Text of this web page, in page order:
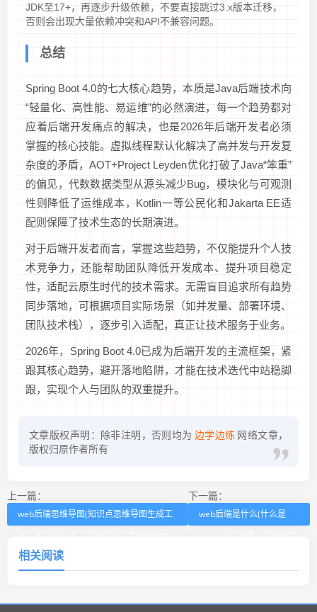
JDK至17+，再逐步升级依赖，不要直接跳过3.x版本迁移，
否则会出现大量依赖冲突和API不兼容问题。
总结
Spring Boot 4.0的七大核心趋势，本质是Java后端技术向
“轻量化、高性能、易运维”的必然演进，每一个趋势都对
应着后端开发痛点的解决，也是2026年后端开发者必须
掌握的核心技能。虚拟线程默认化解决了高并发与开发复
杂度的矛盾，AOT+Project Leyden优化打破了Java“笨重”
的偏见，代数数据类型从源头减少Bug，模块化与可观测
性则降低了运维成本，Kotlin一等公民化和Jakarta EE适
配则保障了技术生态的长期演进。
对于后端开发者而言，掌握这些趋势，不仅能提升个人技
术竞争力，还能帮助团队降低开发成本、提升项目稳定
性，适配云原生时代的技术需求。无需盲目追求所有趋势
同步落地，可根据项目实际场景（如并发量、部署环境、
团队技术栈），逐步引入适配，真正让技术服务于业务。
2026年，Spring Boot 4.0已成为后端开发的主流框架，紧
跟其核心趋势，避开落地陷阱，才能在技术迭代中站稳脚
跟，实现个人与团队的双重提升。
文章版权声明：除非注明，否则均为 边学边练 网络文章，
版权归原作者所有
上一篇：
web后端思维导图(知识点思维导图生成工
识体)
下一篇：
web后端是什么(什么是
相关阅读